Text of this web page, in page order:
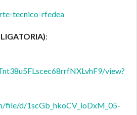
tecnico-rfedea
:
view?
file/d/1scGb_hkoCV_ioDxM_05-